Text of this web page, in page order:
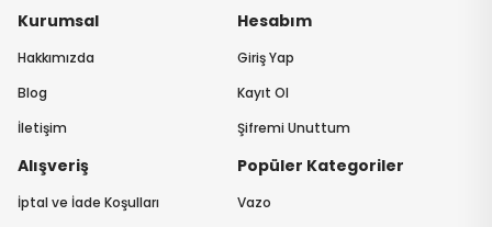
Kurumsal
Hakkımızda
Blog
İletişim
Hesabım
Giriş Yap
Kayıt Ol
Şifremi Unuttum
Alışveriş
İptal ve İade Koşulları
Popüler Kategoriler
Vazo